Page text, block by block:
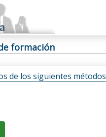
formación
de los siguientes métodos